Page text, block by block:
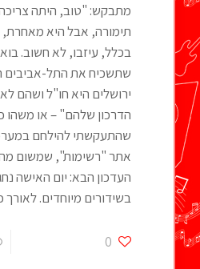
מתבקש: "טוב, היתה צריכה
תימורה, אבל היא
בכלל, עיזבו, לא חשוב.
שתשכיח את התל-
ירושלים היא חו"ל ושהם
הדרכון שלהם" – או משהו
שהתעקשתי להילחם
אתר "רשימות", שמשום
העדכון הבא: יום האישה
בשידורים מיוחדים. לאורך
0